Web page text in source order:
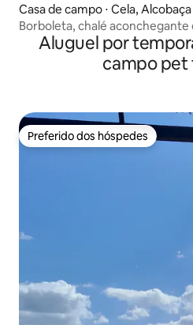
Casa de campo ⋅ Cela, Alcobaça
Borboleta, chalé
Aluguel por
campo pet
Preferido dos hóspedes
Preferido dos hóspedes